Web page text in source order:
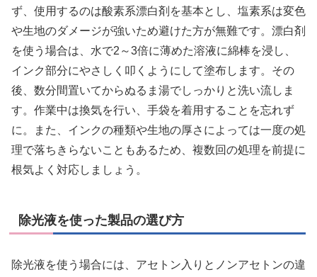
ず、使用するのは酸素系漂白剤を基本とし、塩素系は変色
や生地のダメージが強いため避けた方が無難です。漂白剤
を使う場合は、水で2～3倍に薄めた溶液に綿棒を浸し、
インク部分にやさしく叩くようにして塗布します。その
後、数分間置いてからぬるま湯でしっかりと洗い流しま
す。作業中は換気を行い、手袋を着用することを忘れず
に。また、インクの種類や生地の厚さによっては一度の処
理で落ちきらないこともあるため、複数回の処理を前提に
根気よく対応しましょう。
除光液を使った製品の選び方
除光液を使う場合には、アセトン入りとノンアセトンの違